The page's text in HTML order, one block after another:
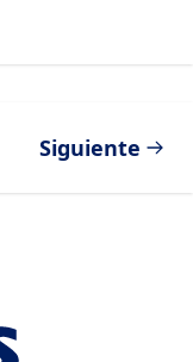
Siguiente